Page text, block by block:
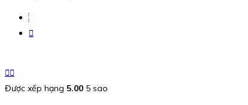
Được xếp hạng 5.00 5 sao